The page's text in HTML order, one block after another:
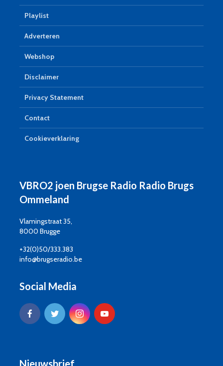
Playlist
Adverteren
Webshop
Disclaimer
Privacy Statement
Contact
Cookieverklaring
VBRO2 joen Brugse Radio Radio Brugs
Ommeland
Vlamingstraat 35,
8000 Brugge
+32(0)50/333.383
info@brugseradio.be
Social Media
Nieuwsbrief